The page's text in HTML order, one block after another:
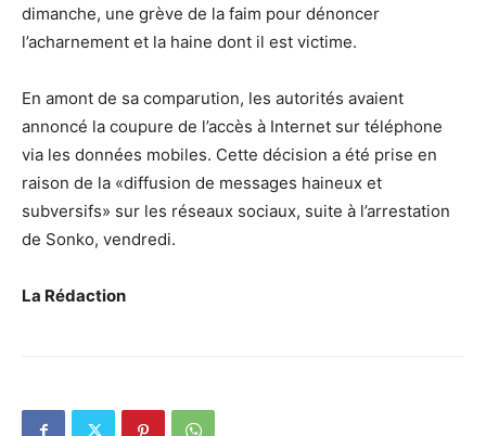
dimanche, une grève de la faim pour dénoncer
l’acharnement et la haine dont il est victime.
En amont de sa comparution, les autorités avaient
annoncé la coupure de l’accès à Internet sur téléphone
via les données mobiles. Cette décision a été prise en
raison de la «diffusion de messages haineux et
subversifs» sur les réseaux sociaux, suite à l’arrestation
de Sonko, vendredi.
La Rédaction